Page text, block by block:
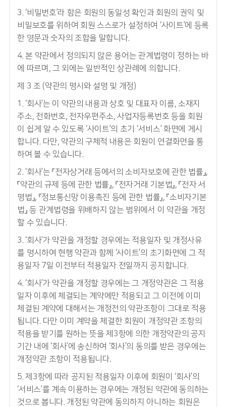
3. ‘비밀번호’라 함은 회원의 동일성 확인과 회원의 권익 및
비밀보호를 위하여 회원 스스로가 설정하여 ‘사이트’에 등록
한 영문과 숫자의 조합을 말합니다.
4. 본 약관에서 정의되지 않은 용어는 관계법령이 정하는 바
에 따르며, 그 외에는 일반적인 상관례에 의합니다.
제 3 조 (약관의 명시와 설명 및 개정)
1. ‘회사’는 이 약관의 내용과 상호 및 대표자 이름, 소재지
주소, 전화번호, 전자우편주소, 사업자등록번호 등을 회원
이 쉽게 알 수 있도록 ‘사이트’의 초기 ‘서비스’ 화면에 게시
합니다. 다만, 약관의 구체적 내용은 회원이 연결화면을 통
하여 볼 수 있습니다.
2. ‘회사’는 『전자상거래 등에서의 소비자보호에 관한 법률』,
『약관의 규제 등에 관한 법률』, 『전자거래 기본법』, 『전자 서
명법』, 『정보통신망 이용촉진 등에 관한 법률』, 『소비자기본
법』 등 관계법령을 위배하지 않는 범위에서 이 약관을 개정
할 수 있습니다.
3. ‘회사’가 약관을 개정할 경우에는 적용일자 및 개정사유
를 명시하여 현행 약관과 함께 ‘사이트’의 초기화면에 그 적
용일자 7일 이전부터 적용일자 전일까지 공지합니다.
4. ‘회사’가 약관을 개정할 경우에는 그 개정약관은 그 적용
일자 이후에 체결되는 계약에만 적용되고 그 이전에 이미
체결된 계약에 대해서는 개정전의 약관조항이 그대로 적용
됩니다. 다만 이미 계약을 체결한 회원이 개정약관 조항의
적용을 받기를 원하는 뜻을 제3항에 의한 개정약관의 공지
기간 내에 ‘회사’에 송신하여 ‘회사’의 동의를 받은 경우에는
개정약관 조항이 적용됩니다.
5. 제3항에 따라 공지된 적용일자 이후에 회원이 ‘회사’의
‘서비스’를 계속 이용하는 경우에는 개정된 약관에 동의하는
것으로 봅니다. 개정된 약관에 동의하지 아니하는 회원은